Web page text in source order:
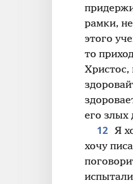
рамки,
этого
то
Христос,
его злых
12 Я
хочу